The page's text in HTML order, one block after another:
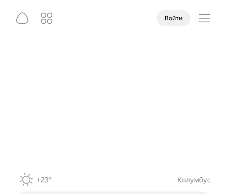
Войти
+23° Колумбус